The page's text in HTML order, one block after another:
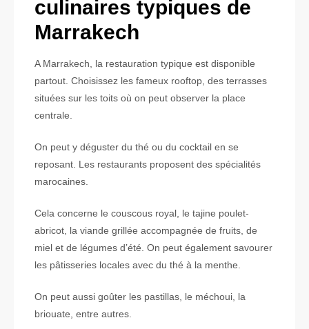
culinaires typiques de
Marrakech
A Marrakech, la restauration typique est disponible
partout. Choisissez les fameux rooftop, des terrasses
situées sur les toits où on peut observer la place
centrale.
On peut y déguster du thé ou du cocktail en se
reposant. Les restaurants proposent des spécialités
marocaines.
Cela concerne le couscous royal, le tajine poulet-
abricot, la viande grillée accompagnée de fruits, de
miel et de légumes d’été. On peut également savourer
les pâtisseries locales avec du thé à la menthe.
On peut aussi goûter les pastillas, le méchoui, la
briouate, entre autres.